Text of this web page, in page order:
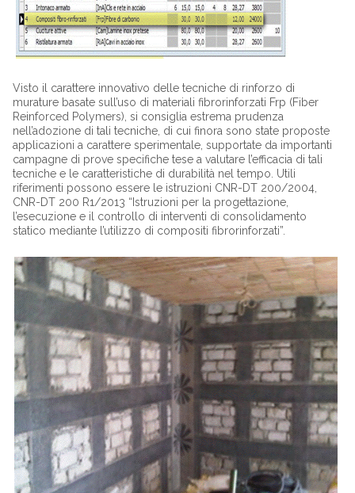
Visto il carattere innovativo delle tecniche di rinforzo di
murature basate sull’uso di materiali fibrorinforzati Frp (Fiber
Reinforced Polymers), si consiglia estrema prudenza
nell’adozione di tali tecniche, di cui finora sono state proposte
applicazioni a carattere sperimentale, supportate da importanti
campagne di prove specifiche tese a valutare l’efficacia di tali
tecniche e le caratteristiche di durabilità nel tempo. Utili
riferimenti possono essere le istruzioni CNR-DT 200/2004,
CNR-DT 200 R1/2013 “Istruzioni per la progettazione,
l’esecuzione e il controllo di interventi di consolidamento
statico mediante l’utilizzo di compositi fibrorinforzati”.